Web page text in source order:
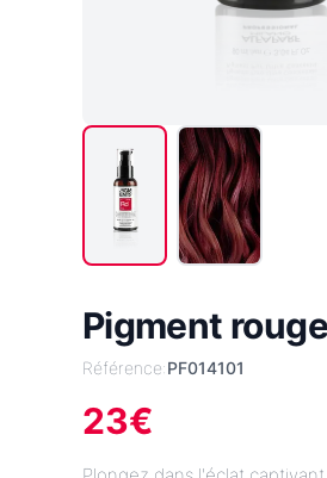
Pigment rouge
Référence:PF014101
23€